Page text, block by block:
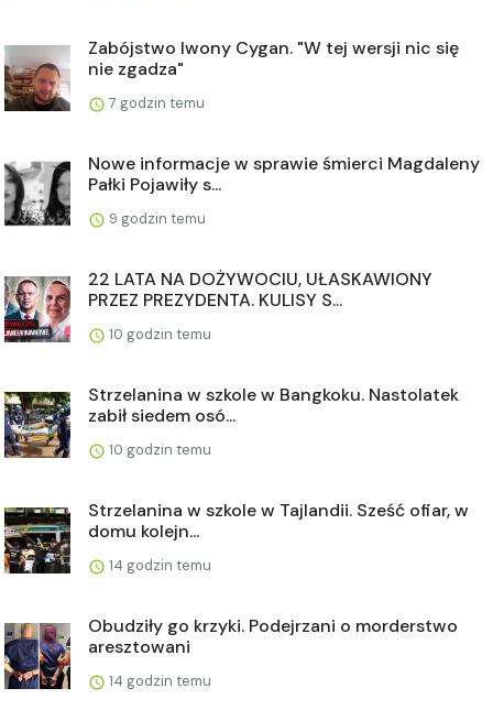
Zabójstwo Iwony Cygan. "W tej wersji nic się
nie zgadza"
7 godzin temu
Nowe informacje w sprawie śmierci Magdaleny
Pałki Pojawiły s...
9 godzin temu
22 LATA NA DOŻYWOCIU, UŁASKAWIONY
PRZEZ PREZYDENTA. KULISY S...
10 godzin temu
Strzelanina w szkole w Bangkoku. Nastolatek
zabił siedem osó...
10 godzin temu
Strzelanina w szkole w Tajlandii. Sześć ofiar, w
domu kolejn...
14 godzin temu
Obudziły go krzyki. Podejrzani o morderstwo
aresztowani
14 godzin temu